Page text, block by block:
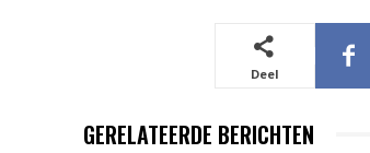
Deel
GERELATEERDE BERICHTEN